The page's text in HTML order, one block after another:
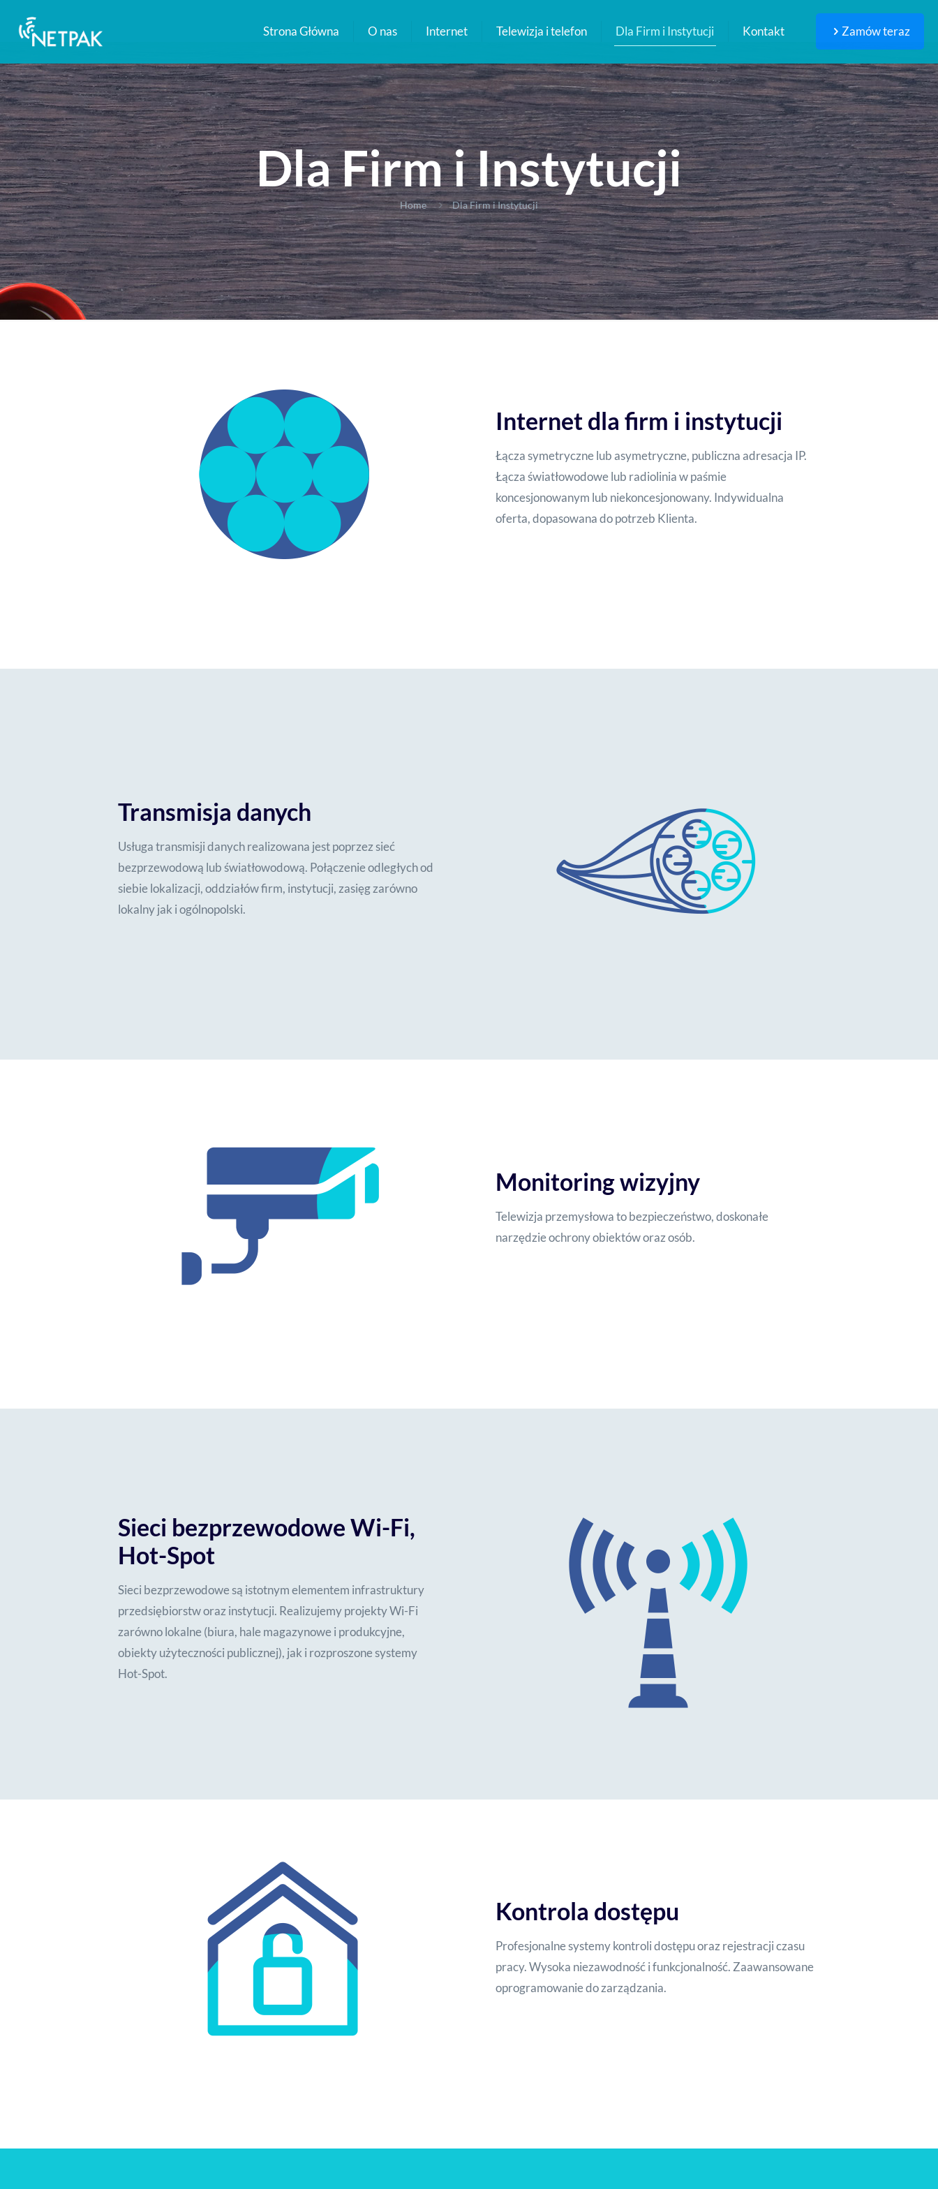
Strona Główna O nas Internet Telewizja i telefon Dla Firm i Instytucji Kontakt Zamów teraz
Dla Firm i Instytucji
Home Dla Firm i Instytucji
Internet dla firm i instytucji
Łącza symetryczne lub asymetryczne, publiczna adresacja IP.
Łącza światłowodowe lub radiolinia w paśmie
koncesjonowanym lub niekoncesjonowany. Indywidualna
oferta, dopasowana do potrzeb Klienta.
Transmisja danych
Usługa transmisji danych realizowana jest poprzez sieć
bezprzewodową lub światłowodową. Połączenie odległych od
siebie lokalizacji, oddziałów firm, instytucji, zasięg zarówno
lokalny jak i ogólnopolski.
Monitoring wizyjny
Telewizja przemysłowa to bezpieczeństwo, doskonałe
narzędzie ochrony obiektów oraz osób.
Sieci bezprzewodowe Wi-Fi,
Hot-Spot
Sieci bezprzewodowe są istotnym elementem infrastruktury
przedsiębiorstw oraz instytucji. Realizujemy projekty Wi-Fi
zarówno lokalne (biura, hale magazynowe i produkcyjne,
obiekty użyteczności publicznej), jak i rozproszone systemy
Hot-Spot.
Kontrola dostępu
Profesjonalne systemy kontroli dostępu oraz rejestracji czasu
pracy. Wysoka niezawodność i funkcjonalność. Zaawansowane
oprogramowanie do zarządzania.